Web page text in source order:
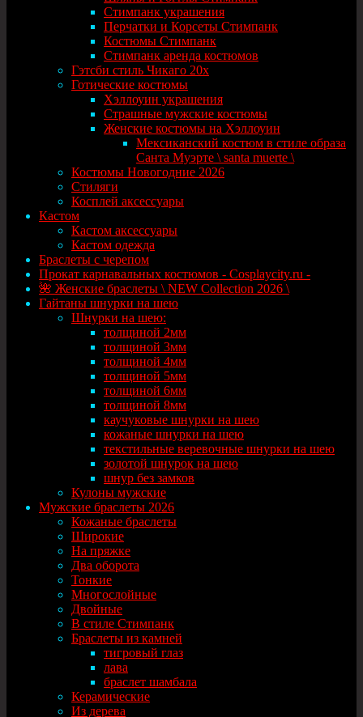
Стимпанк украшения
Перчатки и Корсеты Стимпанк
Костюмы Стимпанк
Стимпанк аренда костюмов
Гэтсби стиль Чикаго 20х
Готические костюмы
Хэллоуин украшения
Страшные мужские костюмы
Женские костюмы на Хэллоуин
Мексиканский костюм в стиле образа
Санта Муэрте \ santa muerte \
Костюмы Новогодние 2026
Стиляги
Косплей аксессуары
Кастом
Кастом аксессуары
Кастом одежда
Браслеты с черепом
Прокат карнавальных костюмов - Cosplaycity.ru -
🌺 Женские браслеты \ NEW Collection 2026 \
Гайтаны шнурки на шею
Шнурки на шею:
толщиной 2мм
толщиной 3мм
толщиной 4мм
толщиной 5мм
толщиной 6мм
толщиной 8мм
каучуковые шнурки на шею
кожаные шнурки на шею
текстильные веревочные шнурки на шею
золотой шнурок на шею
шнур без замков
Кулоны мужские
Мужские браслеты 2026
Кожаные браслеты
Широкие
На пряжке
Два оборота
Тонкие
Многослойные
Двойные
В стиле Стимпанк
Браслеты из камней
тигровый глаз
лава
браслет шамбала
Керамические
Из дерева